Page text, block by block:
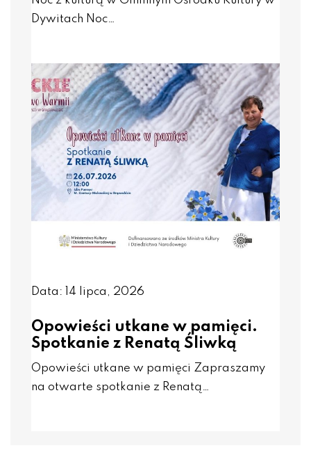
Dywitach Noc…
Data: 14 lipca, 2026
Opowieści utkane w pamięci.
Spotkanie z Renatą Śliwką
Opowieści utkane w pamięci Zapraszamy
na otwarte spotkanie z Renatą…